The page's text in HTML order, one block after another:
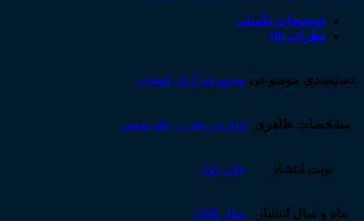
توضیحات تکمیلی
نظرات (0)
دسته‌بندی موضوعی مجموعه آرای قضایی
مشخصات ظاهری اندازه رحلی – جلد نفیس
نوبت انتشار چاپ اول
ماه و سال انتشار سال 1398